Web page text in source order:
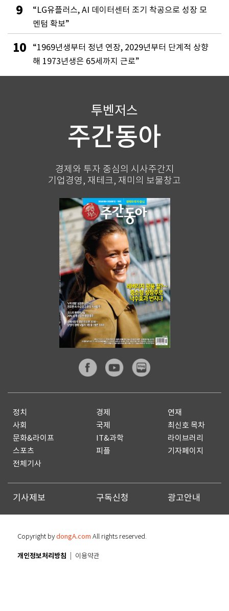
9
“LG유플러스, AI 데이터센터 조기 착공으로 성장 모
멘텀 확보”
10
“1969년생부터 정년 연장, 2029년부터 단계적 상향
해 1973년생은 65세까지 근로”
투벤저스
주간동아
경제와 투자 중심의 시사주간지
기업경영, 재테크, 재미의 보물창고
정치 경제
연재
사회
국제
최신호 목차
문화&라이프
IT&과학
라이브러리
스포츠
피플
기자페이지
전체기사
기사제보 구독신청 광고안내
Copyright bydongA.com All rights reserved.
개인정보처리방침 이용약관